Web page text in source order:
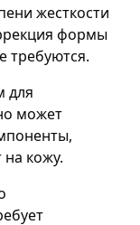
жесткости
формы
требуются.
для
может
кожу.